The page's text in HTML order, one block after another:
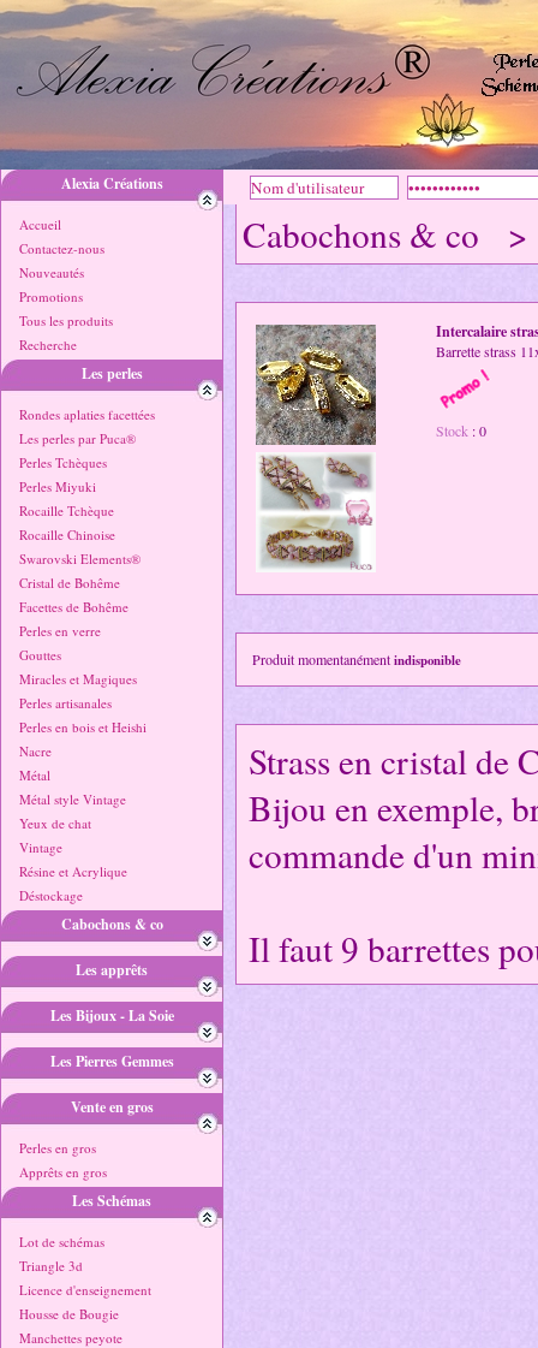
Alexia Créations
Accueil
Contactez-nous
Nouveautés
Promotions
Tous les produits
Recherche
Les perles
Rondes aplaties facettées
Les perles par Puca®
Perles Tchèques
Perles Miyuki
Rocaille Tchèque
Rocaille Chinoise
Swarovski Elements®
Cristal de Bohême
Facettes de Bohême
Perles en verre
Gouttes
Miracles et Magiques
Perles artisanales
Perles en bois et Heishi
Nacre
Métal
Métal style Vintage
Yeux de chat
Vintage
Résine et Acrylique
Déstockage
Cabochons & co
Les apprêts
Les Bijoux - La Soie
Les Pierres Gemmes
Vente en gros
Perles en gros
Apprêts en gros
Les Schémas
Lot de schémas
Triangle 3d
Licence d'enseignement
Housse de Bougie
Manchettes peyote
Cabochons & co
Intercalaire
Barrette strass
Stock : 0
Produit momentanémentindisponible
Strass en cristal de
Bijou en exemple,
commande d'un
Il faut 9 barrettes